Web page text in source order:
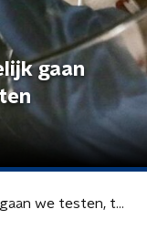
gaan
Podcast De Dag: Eindelijk gaan we testen, testen, testen